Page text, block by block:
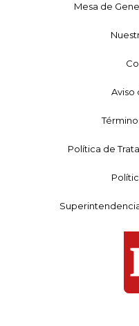
Mesa de
Aviso
Política de